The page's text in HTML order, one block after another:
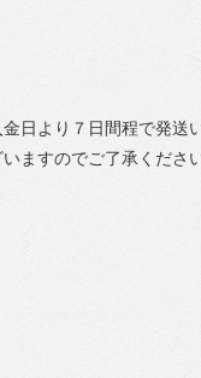
日より７日間程で発送
ますのでご了承ください